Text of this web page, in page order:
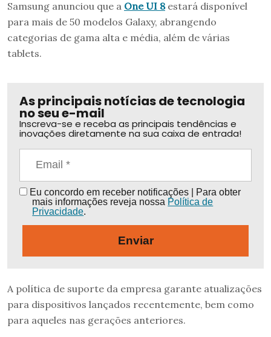
Samsung anunciou que a One UI 8estará disponível
para mais de 50 modelos Galaxy, abrangendo
categorias de gama alta e média, além de várias
tablets.
As principais notícias de tecnologia
no seu e-mail
Inscreva-se e receba as principais tendências e
inovações diretamente na sua caixa de entrada!
Eu concordo em receber notificações | Para obter
mais informações reveja nossa Política de
Privacidade.
Enviar
A política de suporte da empresa garante atualizações
para dispositivos lançados recentemente, bem como
para aqueles nas gerações anteriores.